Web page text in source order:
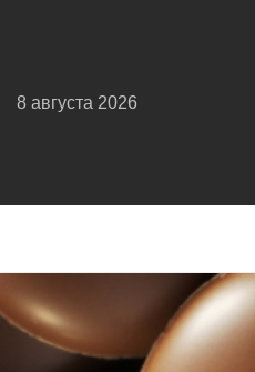
8 августа 2026